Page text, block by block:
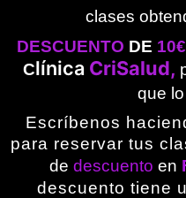
clases
DESCUENTO DE 10€
Clínica CriSalud,
que
Escríbenos
para reservar tus
de descuento en
descuento tiene